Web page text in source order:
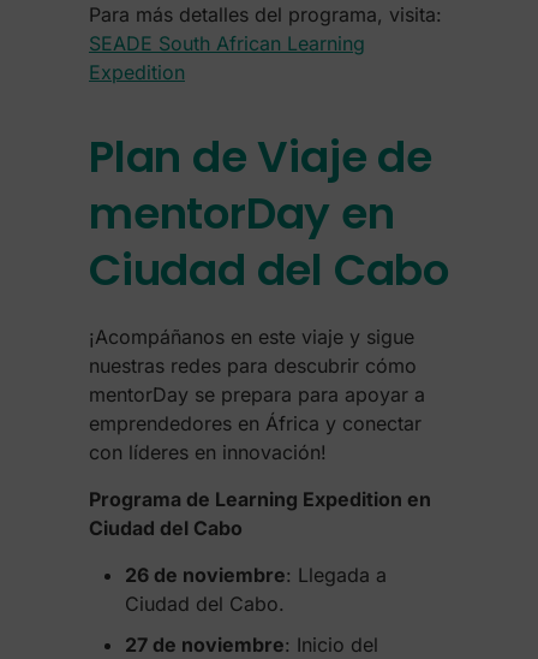
Para más detalles del programa, visita:
SEADE South African Learning
Expedition
Plan de Viaje de
mentorDay en
Ciudad del Cabo
¡Acompáñanos en este viaje y sigue
nuestras redes para descubrir cómo
mentorDay se prepara para apoyar a
emprendedores en África y conectar
con líderes en innovación!
Programa de Learning Expedition en
Ciudad del Cabo
26 de noviembre: Llegada a
Ciudad del Cabo.
27 de noviembre: Inicio del